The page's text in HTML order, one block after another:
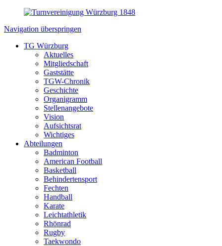
Navigation überspringen
TG Würzburg
Aktuelles
Mitgliedschaft
Gaststätte
TGW-Chronik
Geschichte
Organigramm
Stellenangebote
Vision
Aufsichtsrat
Wichtiges
Abteilungen
Badminton
American Football
Basketball
Behindertensport
Fechten
Handball
Karate
Leichtathletik
Rhönrad
Rugby
Taekwondo